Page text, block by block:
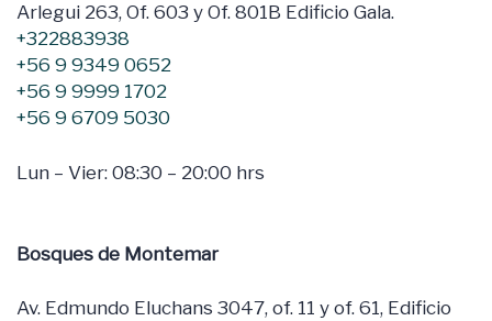
Arlegui 263, Of. 603 y Of. 801B Edificio Gala.
+322883938
+56 9 9349 0652
+56 9 9999 1702
+56 9 6709 5030
Lun – Vier: 08:30 – 20:00 hrs
Bosques de Montemar
Av. Edmundo Eluchans 3047, of. 11 y of. 61, Edificio